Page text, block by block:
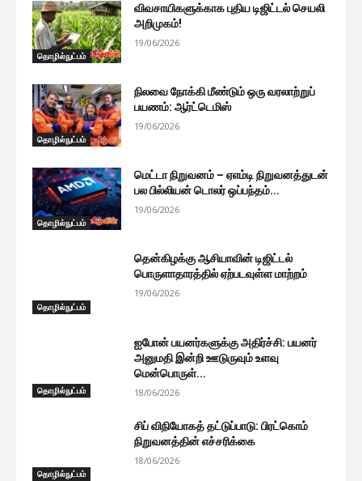
தொழில்நுட்பம்
விவசாயிகளுக்காக புதிய டிஜிட்டல் செயலி
அறிமுகம்!
19/06/2026
தொழில்நுட்பம்
நிலவை நோக்கி மீண்டும் ஒரு வரலாற்றுப்
பயணம்: ஆர்ட்டெமிஸ்
19/06/2026
தொழில்நுட்பம்
மெட்டா நிறுவனம் – ஏஎம்டி நிறுவனத்துடன்
பல பில்லியன் டொலர் ஒப்பந்தம்...
19/06/2026
தொழில்நுட்பம்
தென்கிழக்கு ஆசியாவின் டிஜிட்டல்
பொருளாதாரத்தில் ஏற்படவுள்ள மாற்றம்
19/06/2026
தொழில்நுட்பம்
ஐபோன் பயனர்களுக்கு அதிர்ச்சி: பயனர்
அனுமதி இன்றி ஊடுருவும் உளவு
மென்பொருள்...
18/06/2026
தொழில்நுட்பம்
சிப் விநியோகத் தட்டுப்பாடு: பிரட்கொம்
நிறுவனத்தின் எச்சரிக்கை
18/06/2026